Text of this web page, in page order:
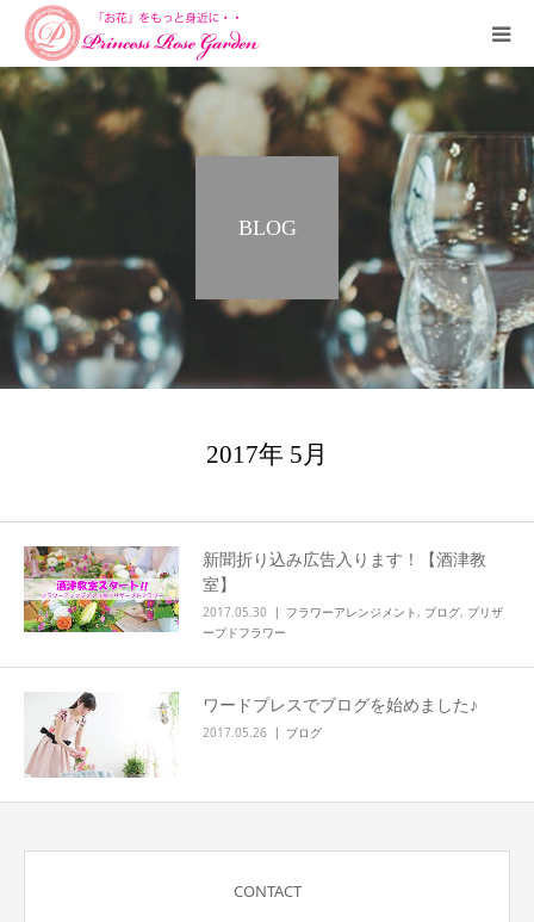
BLOG
2017年 5月
新聞折り込み広告入ります！【酒津教
室】
2017.05.30 フラワーアレンジメント, ブログ, プリザ
ーブドフラワー
ワードプレスでブログを始めました♪
2017.05.26 ブログ
CONTACT
PROFILE
COURSE
ORDERMADE